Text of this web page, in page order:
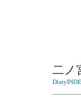
二ノ